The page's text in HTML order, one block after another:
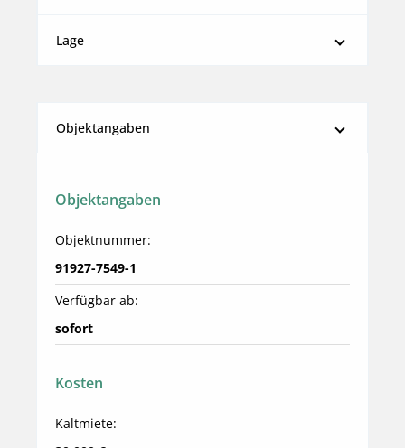
Lage
Objektangaben
Objektangaben
Objektnummer:
91927-7549-1
Verfügbar ab:
sofort
Kosten
Kaltmiete: